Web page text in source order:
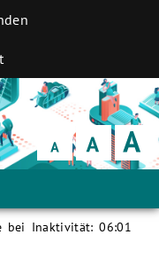
Schrift
klein Schrift
normal Schrift
groß
bei Inaktivität: 06:01